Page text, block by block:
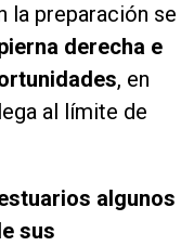
la preparación se
derecha e
, en
al límite de
algunos
sus